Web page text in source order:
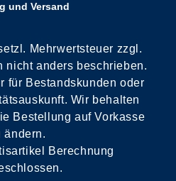
und Versand
Mehrwertsteuer zzgl.
nicht anders beschrieben.
für Bestandskunden oder
Wir behalten
Bestellung auf Vorkasse
ändern.
Berechnung